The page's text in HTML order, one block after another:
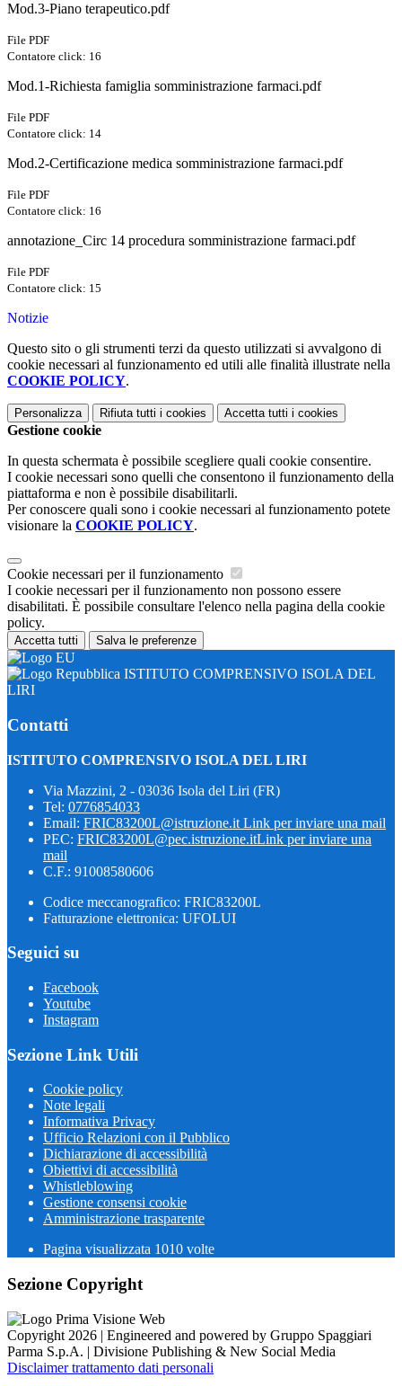
Mod.3-Piano terapeutico.pdf
File PDF
Contatore click: 16
Mod.1-Richiesta famiglia somministrazione farmaci.pdf
File PDF
Contatore click: 14
Mod.2-Certificazione medica somministrazione farmaci.pdf
File PDF
Contatore click: 16
annotazione_Circ 14 procedura somministrazione farmaci.pdf
File PDF
Contatore click: 15
Notizie
Questo sito o gli strumenti terzi da questo utilizzati si avvalgono di
cookie necessari al funzionamento ed utili alle finalità illustrate nella
COOKIE POLICY.
Personalizza Rifiuta tutti i cookies Accetta tutti i cookies
Gestione cookie
In questa schermata è possibile scegliere quali cookie consentire.
I cookie necessari sono quelli che consentono il funzionamento della
piattaforma e non è possibile disabilitarli.
Per conoscere quali sono i cookie necessari al funzionamento potete
visionare la COOKIE POLICY.
Cookie necessari per il funzionamento
I cookie necessari per il funzionamento non possono essere
disabilitati. È possibile consultare l'elenco nella pagina della cookie
policy.
Accetta tutti Salva le preferenze
ISTITUTO COMPRENSIVO ISOLA DEL
LIRI
Contatti
ISTITUTO COMPRENSIVO ISOLA DEL LIRI
Via Mazzini, 2 - 03036 Isola del Liri (FR)
Tel: 0776854033
Email: FRIC83200L@istruzione.it Link per inviare una mail
PEC: FRIC83200L@pec.istruzione.itLink per inviare una
mail
C.F.: 91008580606
Codice meccanografico: FRIC83200L
Fatturazione elettronica: UFOLUI
Seguici su
Facebook
Youtube
Instagram
Sezione Link Utili
Cookie policy
Note legali
Informativa Privacy
Ufficio Relazioni con il Pubblico
Dichiarazione di accessibilità
Obiettivi di accessibilità
Whistleblowing
Gestione consensi cookie
Amministrazione trasparente
Pagina visualizzata 1010 volte
Sezione Copyright
Copyright 2026 | Engineered and powered by Gruppo Spaggiari
Parma S.p.A. | Divisione Publishing & New Social Media
Disclaimer trattamento dati personali